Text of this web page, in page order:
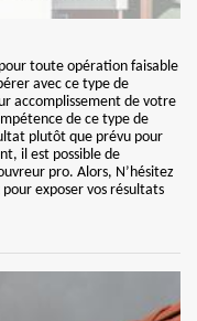
toute opération faisable
avec ce type de
accomplissement de votre
de ce type de
plutôt que prévu pour
il est possible de
pro. Alors, N’hésitez
exposer vos résultats